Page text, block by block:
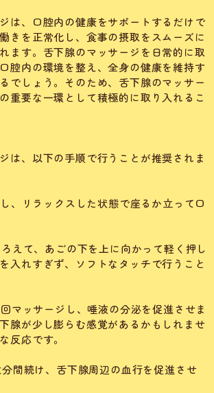
は、口腔内の健康をサポートするだけで
きを正常化し、食事の摂取をスムーズに
ます。舌下腺のマッサージを日常的に取
腔内の環境を整え、全身の健康を維持す
でしょう。そのため、舌下腺のマッサー
重要な一環として積極的に取り入れるこ
は、以下の手順で行うことが推奨されま
、リラックスした状態で座るか立って口
えて、あごの下を上に向かって軽く押し
入れすぎず、ソフトなタッチで行うこと
マッサージし、唾液の分泌を促進させま
腺が少し膨らむ感覚があるかもしれませ
反応です。
間続け、舌下腺周辺の血行を促進させ